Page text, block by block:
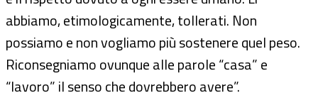
abbiamo, etimologicamente, tollerati. Non
possiamo e non vogliamo più sostenere quel peso.
Riconsegniamo ovunque alle parole “casa” e
“lavoro” il senso che dovrebbero avere”.